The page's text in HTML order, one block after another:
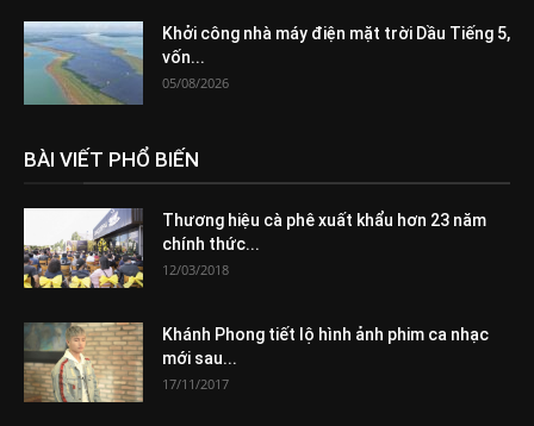
Khởi công nhà máy điện mặt trời Dầu Tiếng 5,
vốn...
05/08/2026
BÀI VIẾT PHỔ BIẾN
Thương hiệu cà phê xuất khẩu hơn 23 năm
chính thức...
12/03/2018
Khánh Phong tiết lộ hình ảnh phim ca nhạc
mới sau...
17/11/2017